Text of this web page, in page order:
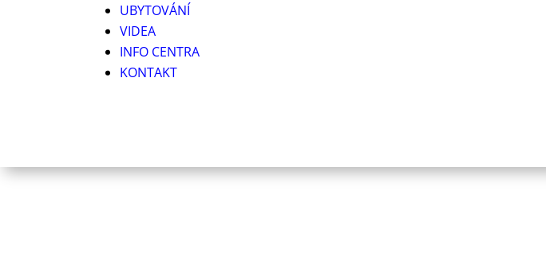
UBYTOVÁNÍ
VIDEA
INFO CENTRA
KONTAKT